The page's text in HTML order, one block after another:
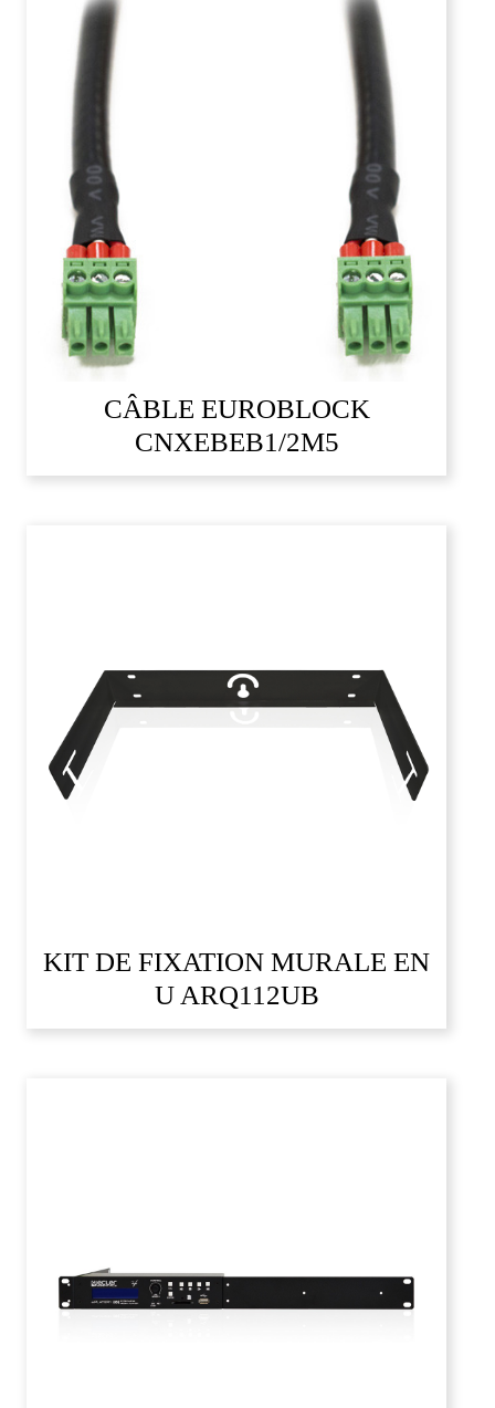
CÂBLE EUROBLOCK
CNXEBEB1/2M5
KIT DE FIXATION MURALE EN
U ARQ112UB